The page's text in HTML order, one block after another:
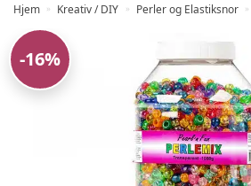
Hjem » Kreativ / DIY » Perler og Elastiksnor »
-16%